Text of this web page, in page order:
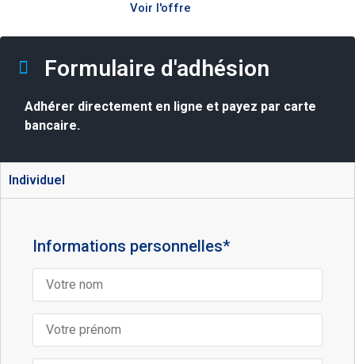
Voir l'offre
Formulaire d'adhésion
Adhérer directement en ligne et payez par carte
bancaire.
Individuel
Informations personnelles*